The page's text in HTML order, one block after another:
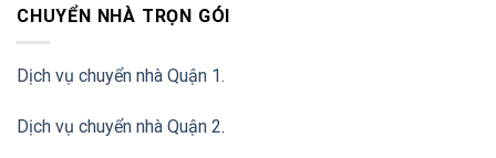
CHUYỂN NHÀ TRỌN GÓI
Dịch vụ chuyển nhà Quận 1.
Dịch vụ chuyển nhà Quận 2.